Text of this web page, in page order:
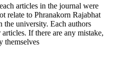
articles in the journal were
relate to Phranakorn Rajabhat
the university. Each authors
If there are any mistake,
themselves